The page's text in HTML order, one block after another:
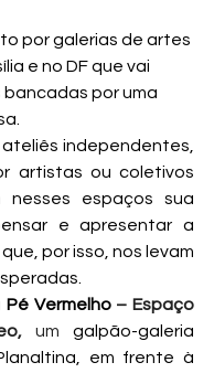
por galerias de artes
e no DF que vai
por uma
independentes,
artistas ou coletivos
nesses espaços sua
e apresentar a
por isso, nos levam
Pé Vermelho – Espaço
um galpão-galeria
em frente à